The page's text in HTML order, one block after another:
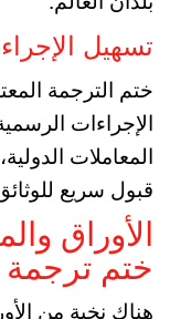
تسهيل
ختم الترجمة
الإجراءات
المعاملات
قبول سريع
الأوراق
ختم
هناك نخبة من